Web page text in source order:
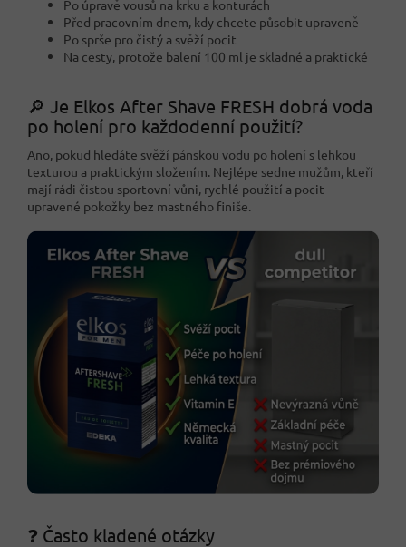
Po úpravě vousů na krku a konturách
Před pracovním dnem, kdy chcete působit upraveně
Po sprše pro čistý a svěží pocit
Na cesty, protože balení 100 ml je skladné a praktické
🔎 Je Elkos After Shave FRESH dobrá voda
po holení pro každodenní použití?
Ano, pokud hledáte svěží pánskou vodu po holení s lehkou
texturou a praktickým složením. Nejlépe sedne mužům, kteří
mají rádi čistou sportovní vůni, rychlé použití a pocit
upravené pokožky bez mastného finiše.
❓ Často kladené otázky